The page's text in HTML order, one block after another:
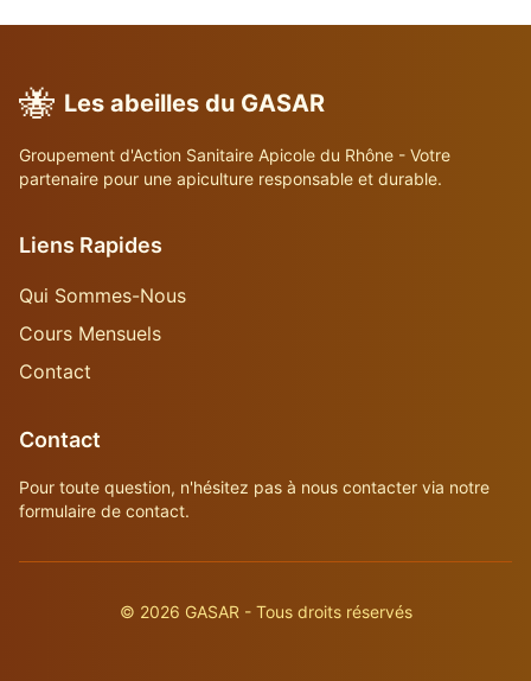
🐝 Les abeilles du GASAR
Groupement d'Action Sanitaire Apicole du Rhône - Votre
partenaire pour une apiculture responsable et durable.
Liens Rapides
Qui Sommes-Nous
Cours Mensuels
Contact
Contact
Pour toute question, n'hésitez pas à nous contacter via notre
formulaire de contact.
© 2026 GASAR - Tous droits réservés